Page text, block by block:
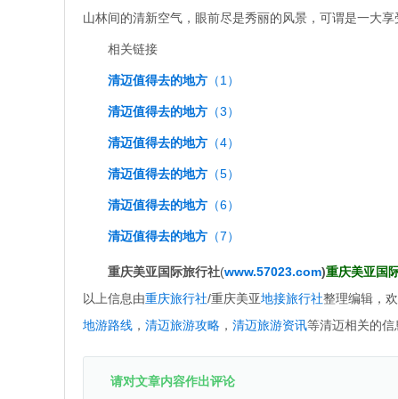
山林间的清新空气，眼前尽是秀丽的风景，可谓是一大享
相关链接
清迈值得去的地方 （1）
清迈值得去的地方 （3）
清迈值得去的地方 （4）
清迈值得去的地方 （5）
清迈值得去的地方 （6）
清迈值得去的地方 （7）
重庆美亚国际旅行社(www.57023.com)重庆美亚国
以上信息由重庆旅行社/重庆美亚地接旅行社整理编辑，
地游路线 ， 清迈旅游攻略 ， 清迈旅游资讯等清迈相关的信
请对文章内容作出评论